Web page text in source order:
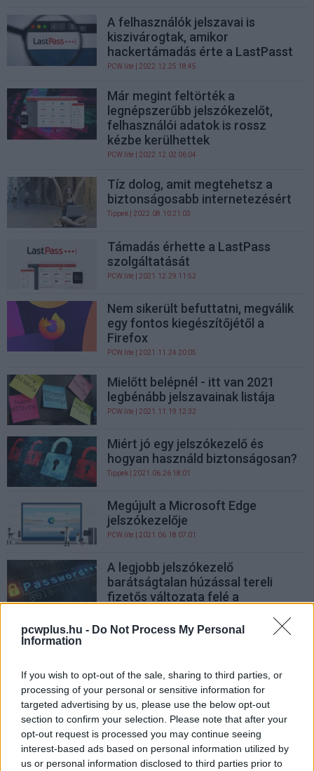
pcwplus.hu - Do Not Process My Personal
Information
If you wish to opt-out of the sale, sharing to third parties, or
processing of your personal or sensitive information for
targeted advertising by us, please use the below opt-out
section to confirm your selection. Please note that after your
opt-out request is processed you may continue seeing
interest-based ads based on personal information utilized by
us or personal information disclosed to third parties prior to
A felhasználók jelszavai is
kiszivárogtak, amikor
hackertámadás érte a LastPasst
PCW.lite | 2022.12.25 18:45
Már megint feltörték a
legnépszerűbb jelszókezelőt,
felhasználói adatok is rossz
kézbe kerülhettek
PCW.lite | 2022.12.02 06:04
Tíz dolog, amit megtehetsz a
biztonságosabb internetezésért
Tippek | 2022.08.10 21:03
Támadás érhette a LastPass
szolgáltatását
PCW.lite | 2021.12.29 11:52
Nem sikerült befuttatni, megválik
egy fontos kiegészítőjétől a
Firefox
PCW.lite | 2021.11.24 20:05
Mielőtt belépnél - itt van 2021
legbénább jelszavainak listája
PCW.lite | 2021.11.19 12:32
Miért jó egy jelszókezelő és
hogyan használd biztonságosan?
Tippek | 2021.06.26 18:01
Megújult a Microsoft Edge
jelszókezelője
PCW.lite | 2021.06.18 07:01
A legjobb jelszókezelő
barátságtalan húzással tereli
fizetős változata felé a
PCW.lite| 2021.02.17 10:30
jelszókezelők királya
#oszdazészt | 2020.08.26 16:30
Fontos újításokat hoz a Dropbox
PCW.lite| 2020.07.25 11:59